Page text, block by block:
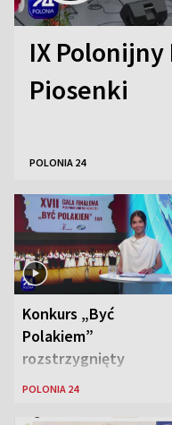
IX
Piosenki
POLONIA 24
Konkurs „Być
Polakiem”
rozstrzygnięty
POLONIA 24